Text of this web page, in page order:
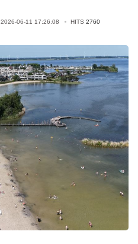
2026-06-11 17:26:08 HITS 2760